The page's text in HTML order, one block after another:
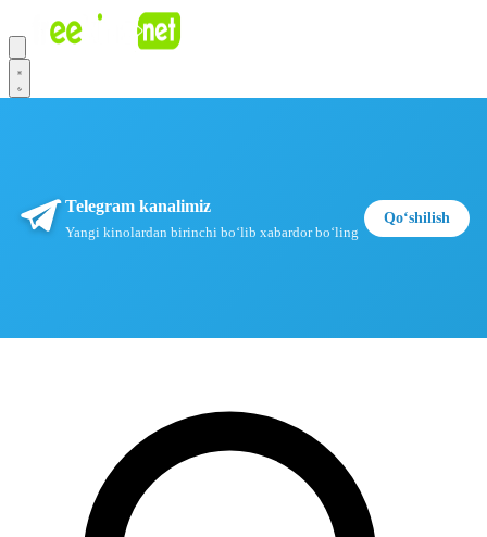
Telegram kanalimiz
Yangi kinolardan birinchi boʻlib xabardor boʻling
Qoʻshilish